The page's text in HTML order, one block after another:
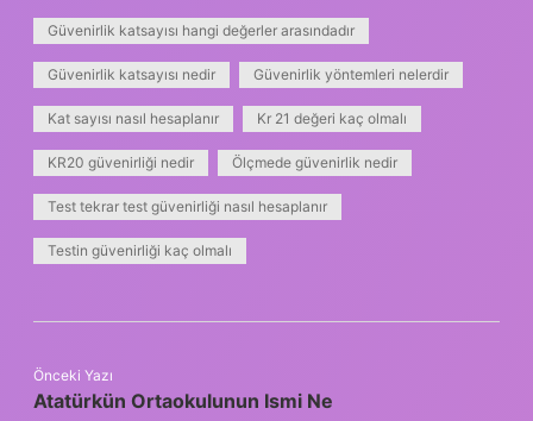
Güvenirlik katsayısı hangi değerler arasındadır
Güvenirlik katsayısı nedir Güvenirlik yöntemleri nelerdir
Kat sayısı nasıl hesaplanır Kr 21 değeri kaç olmalı
KR20 güvenirliği nedir Ölçmede güvenirlik nedir
Test tekrar test güvenirliği nasıl hesaplanır
Testin güvenirliği kaç olmalı
Önceki Yazı
Atatürkün Ortaokulunun Ismi Ne